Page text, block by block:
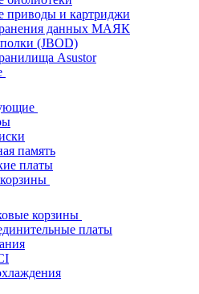
приводы и картриджи
данных МАЯК
(JBOD)
Asustor
память
платы
корзины
платы